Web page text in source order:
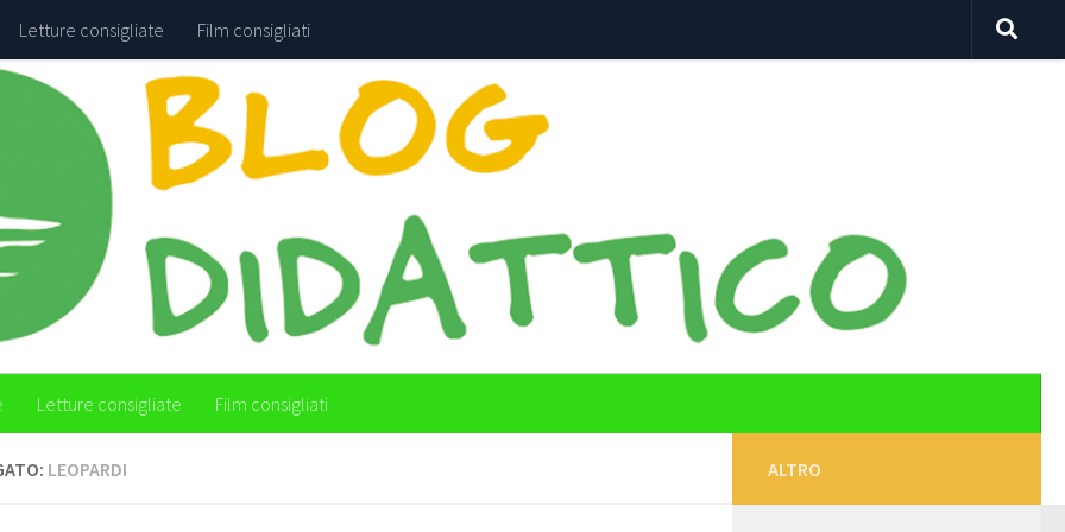
Letture consigliate Film consigliati
Letture consigliate Film consigliati
LEOPARDI ALTRO